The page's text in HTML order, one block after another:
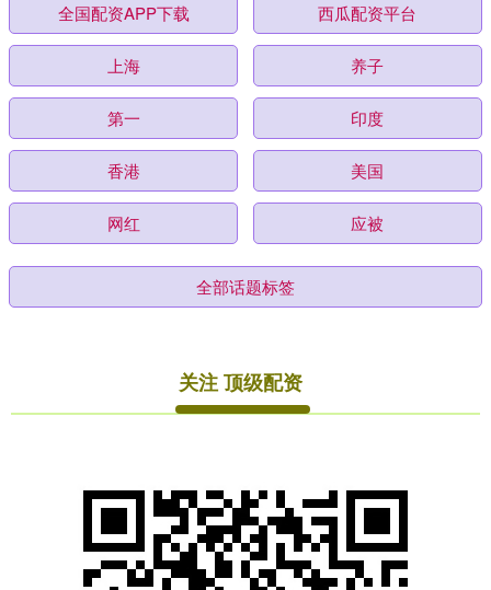
全国配资APP下载 西瓜配资平台
上海 养子
第一 印度
香港 美国
网红 应被
全部话题标签
关注 顶级配资